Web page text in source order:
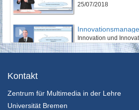
25/07/2018
Innovation und
25/07/2018
25/07/2018
Kontakt
Zentrum für Multimedia in der Lehre
Universität Bremen